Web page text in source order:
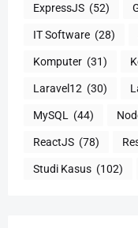
ExpressJS (52)
IT Software (28)
Komputer (31)
Laravel12 (30)
MySQL (44)
ReactJS (78)
Studi Kasus (102)